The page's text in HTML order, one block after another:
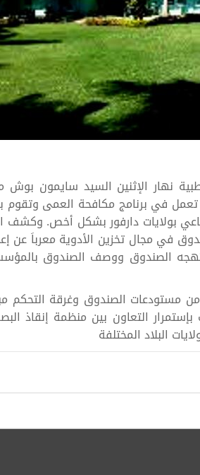
نهار الإثنين السيد سايمون بوش
في برنامج مكافحة العمى وتقوم
بولايات دارفور بشكل أخص.
في مجال تخزين الأدوية معرباَ عن
ينتهجه الصندوق ووصف الصندوق
الصندوق وغرقة التحكم
التعاون بين منظمة إنقاذ
البلاد المختلفة